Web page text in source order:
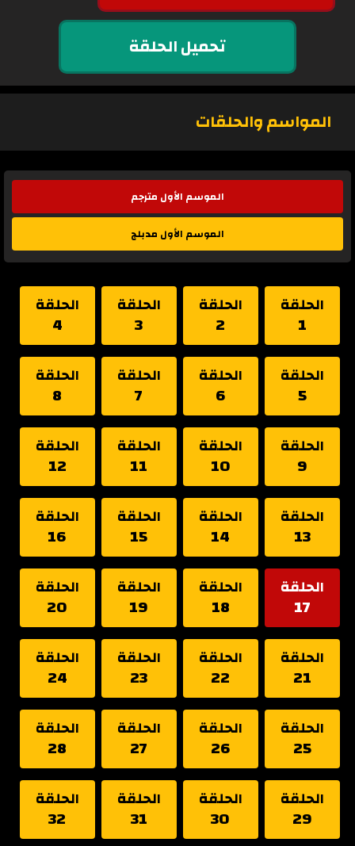
تحميل الحلقة
المواسم والحلقات
الموسم الأول مترجم
الموسم الأول مدبلج
الحلقة
1
الحلقة
2
الحلقة
3
الحلقة
4
الحلقة
5
الحلقة
6
الحلقة
7
الحلقة
8
الحلقة
9
الحلقة
10
الحلقة
11
الحلقة
12
الحلقة
13
الحلقة
14
الحلقة
15
الحلقة
16
الحلقة
17
الحلقة
18
الحلقة
19
الحلقة
20
الحلقة
21
الحلقة
22
الحلقة
23
الحلقة
24
الحلقة
25
الحلقة
26
الحلقة
27
الحلقة
28
الحلقة
29
الحلقة
30
الحلقة
31
الحلقة
32